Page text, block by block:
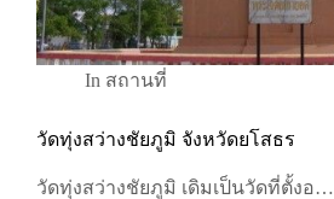
In สถานที่
วัดทุ่งสว่างชัยภูมิ จังหวัดยโสธร
วัดทุ่งสว่างชัยภูมิ เดิมเป็นวัดที่ตั้งอ…